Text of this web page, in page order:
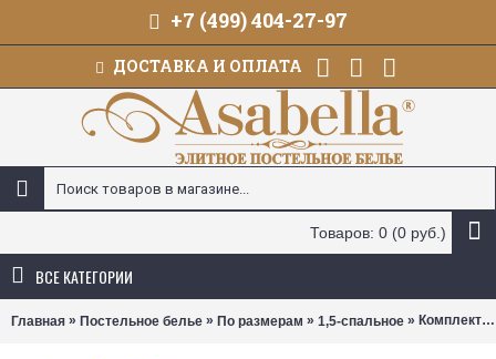
+7 (499) 404-27-97
ДОСТАВКА И ОПЛАТА
Товаров: 0 (0 руб.)
ВСЕ КАТЕГОРИИ
Главная » Постельное белье » По размерам » 1,5-спальное » Комплект постельного белья Asabella 2167 (размер 1,5-спальный)